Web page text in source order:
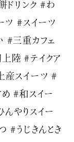
ドリンク #わ
ツ #スイーツ
#三重カフェ
陸 #テイクア
産スイーツ #
め #和スイー
やりスイー
#うじきんとき